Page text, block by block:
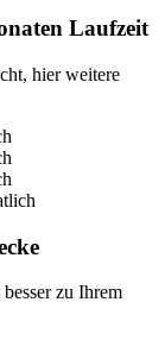
Laufzeit
hier weitere
zu Ihrem